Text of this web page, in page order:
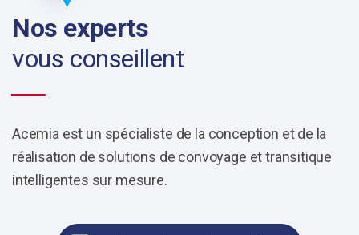
Nos experts
vous conseillent
Acemia est un spécialiste de la conception et de la
réalisation de solutions de convoyage et transitique
intelligentes sur mesure.